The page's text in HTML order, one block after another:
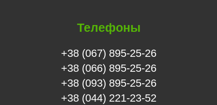
Телефоны
+38 (067) 895-25-26
+38 (066) 895-25-26
+38 (093) 895-25-26
+38 (044) 221-23-52